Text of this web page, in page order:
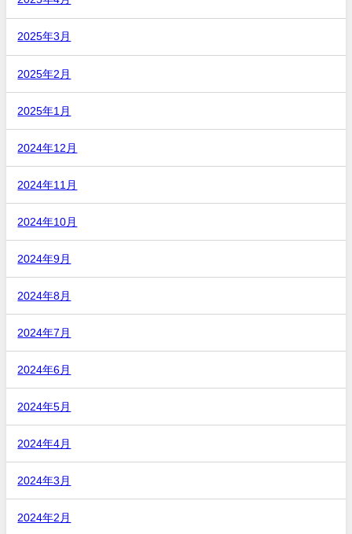
2025年3月
2025年2月
2025年1月
2024年12月
2024年11月
2024年10月
2024年9月
2024年8月
2024年7月
2024年6月
2024年5月
2024年4月
2024年3月
2024年2月